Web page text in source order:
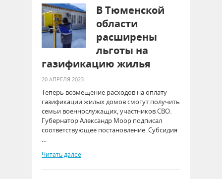
В Тюменской
области
расширены
льготы на
газификацию жилья
20 АПРЕЛЯ 2023
Теперь возмещение расходов на оплату
газификации жилых домов смогут получить
семьи военнослужащих, участников СВО.
Губернатор Александр Моор подписал
соответствующее постановление. Субсидия
…
Читать далее